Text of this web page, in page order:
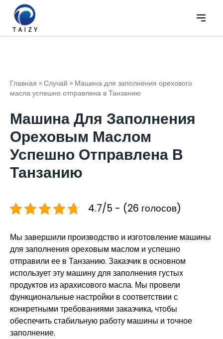
Главная » Случай » Машина для заполнения орехового
масла успешно отправлена в Танзанию
Машина Для Заполнения
Ореховым Маслом
Успешно Отправлена В
Танзанию
4.7/5 - (26 голосов)
Мы завершили производство и изготовление машины
для заполнения ореховым маслом и успешно
отправили ее в Танзанию. Заказчик в основном
использует эту машину для заполнения густых
продуктов из арахисового масла. Мы провели
функциональные настройки в соответствии с
конкретными требованиями заказчика, чтобы
обеспечить стабильную работу машины и точное
заполнение.